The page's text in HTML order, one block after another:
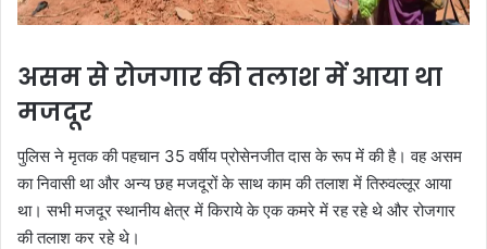
असम से रोजगार की तलाश में आया था
मजदूर
पुलिस ने मृतक की पहचान 35 वर्षीय प्रोसेनजीत दास के रूप में की है। वह असम
का निवासी था और अन्य छह मजदूरों के साथ काम की तलाश में तिरुवल्लूर आया
था। सभी मजदूर स्थानीय क्षेत्र में किराये के एक कमरे में रह रहे थे और रोजगार
की तलाश कर रहे थे।